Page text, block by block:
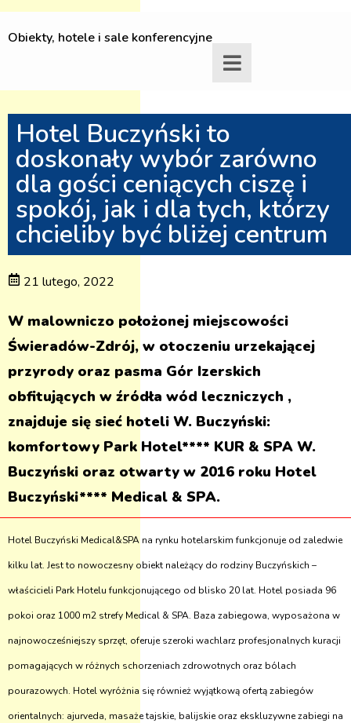
Obiekty, hotele i sale konferencyjne
Hotel Buczyński to
doskonały wybór zarówno
dla gości ceniących ciszę i
spokój, jak i dla tych, którzy
chcieliby być bliżej centrum
21 lutego, 2022
W malowniczo położonej miejscowości
Świeradów-Zdrój, w otoczeniu urzekającej
przyrody oraz pasma Gór Izerskich
obfitujących w źródła wód leczniczych ,
znajduje się sieć hoteli W. Buczyński:
komfortowy Park Hotel**** KUR & SPA W.
Buczyński oraz otwarty w 2016 roku Hotel
Buczyński**** Medical & SPA.
Hotel Buczyński Medical&SPA na rynku hotelarskim funkcjonuje od zaledwie
kilku lat. Jest to nowoczesny obiekt należący do rodziny Buczyńskich –
właścicieli Park Hotelu funkcjonującego od blisko 20 lat. Hotel posiada 96
pokoi oraz 1000 m2 strefy Medical & SPA. Baza zabiegowa, wyposażona w
najnowocześniejszy sprzęt, oferuje szeroki wachlarz profesjonalnych kuracji
pomagających w różnych schorzeniach zdrowotnych oraz bólach
pourazowych. Hotel wyróżnia się również wyjątkową ofertą zabiegów
orientalnych: ajurveda, masaże tajskie, balijskie oraz ekskluzywne zabiegi na